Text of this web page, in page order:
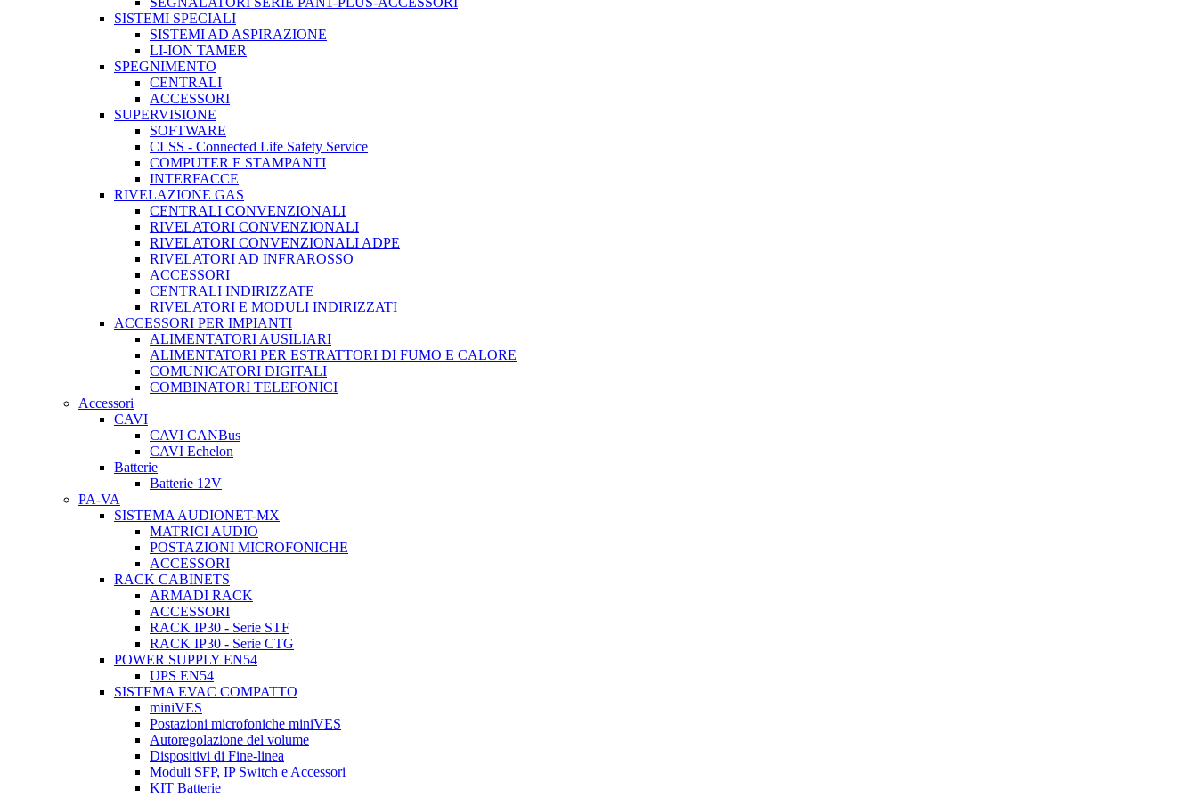
SISTEMI SPECIALI
SISTEMI AD ASPIRAZIONE
LI-ION TAMER
SPEGNIMENTO
CENTRALI
ACCESSORI
SUPERVISIONE
SOFTWARE
CLSS - Connected Life Safety Service
COMPUTER E STAMPANTI
INTERFACCE
RIVELAZIONE GAS
CENTRALI CONVENZIONALI
RIVELATORI CONVENZIONALI
RIVELATORI CONVENZIONALI ADPE
RIVELATORI AD INFRAROSSO
ACCESSORI
CENTRALI INDIRIZZATE
RIVELATORI E MODULI INDIRIZZATI
ACCESSORI PER IMPIANTI
ALIMENTATORI AUSILIARI
ALIMENTATORI PER ESTRATTORI DI FUMO E CALORE
COMUNICATORI DIGITALI
COMBINATORI TELEFONICI
Accessori
CAVI
CAVI CANBus
CAVI Echelon
Batterie
Batterie 12V
PA-VA
SISTEMA AUDIONET-MX
MATRICI AUDIO
POSTAZIONI MICROFONICHE
ACCESSORI
RACK CABINETS
ARMADI RACK
ACCESSORI
RACK IP30 - Serie STF
RACK IP30 - Serie CTG
POWER SUPPLY EN54
UPS EN54
SISTEMA EVAC COMPATTO
miniVES
Postazioni microfoniche miniVES
Autoregolazione del volume
Dispositivi di Fine-linea
Moduli SFP, IP Switch e Accessori
KIT Batterie